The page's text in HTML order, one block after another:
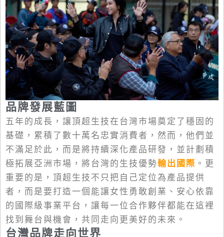
品牌發展藍圖
五年的成長，讓頂超生技在台灣市場奠定了穩固的
基礎，累積了數十萬名忠實消費者，然而，他們並
不滿足於此，而是將持續深化產品研發，並計劃積
極拓展亞洲市場，將台灣的生技優勢輸出國際 。更
重要的是，頂超生技不只把自己定位為產品提供
者，而是要打造一個能讓女性勇敢創業、安心依靠
的國際級事業平台，讓每一位合作夥伴都能在這裡
找到舞台與機會，共同走向更美好的未來。
台灣品牌走向世界